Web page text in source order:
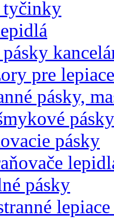
tyčinky
pre
pásky,
pásky
pásky
pásky